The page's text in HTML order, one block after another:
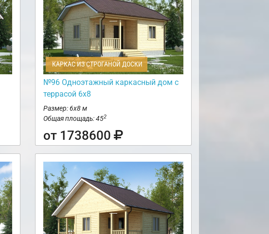
КАРКАС ИЗ СТРОГАНОЙ ДОСКИ
№96 Одноэтажный каркасный дом с
террасой 6х8
Размер: 6х8 м
Общая площадь: 452
от 1738600